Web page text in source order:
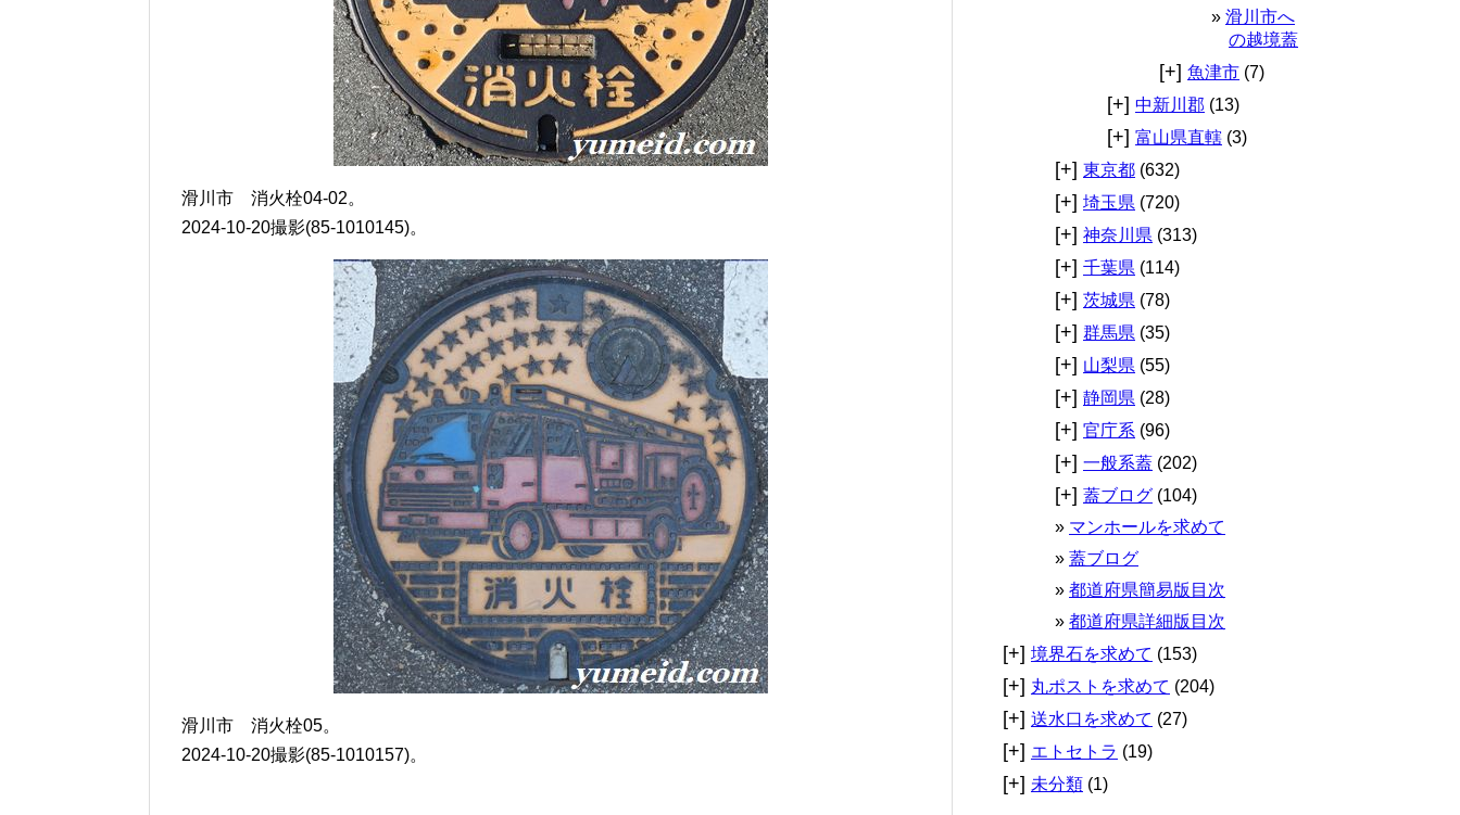
滑川市 消火栓04-02。
2024-10-20撮影(85-1010145)。
滑川市 消火栓05。
2024-10-20撮影(85-1010157)。
滑川市へ
の越境蓋
[+] 魚津市 (7)
[+] 中新川郡 (13)
[+] 富山県直轄 (3)
[+] 東京都 (632)
[+] 埼玉県 (720)
[+] 神奈川県 (313)
[+] 千葉県 (114)
[+] 茨城県 (78)
[+] 群馬県 (35)
[+] 山梨県 (55)
[+] 静岡県 (28)
[+] 官庁系 (96)
[+] 一般系蓋 (202)
[+] 蓋ブログ (104)
マンホールを求めて
蓋ブログ
都道府県簡易版目次
都道府県詳細版目次
[+] 境界石を求めて (153)
[+] 丸ポストを求めて (204)
[+] 送水口を求めて (27)
[+] エトセトラ (19)
[+] 未分類 (1)